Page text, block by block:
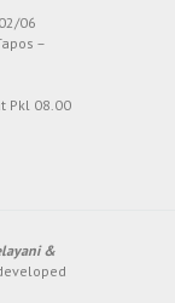
06
–
Pkl 08.00
&